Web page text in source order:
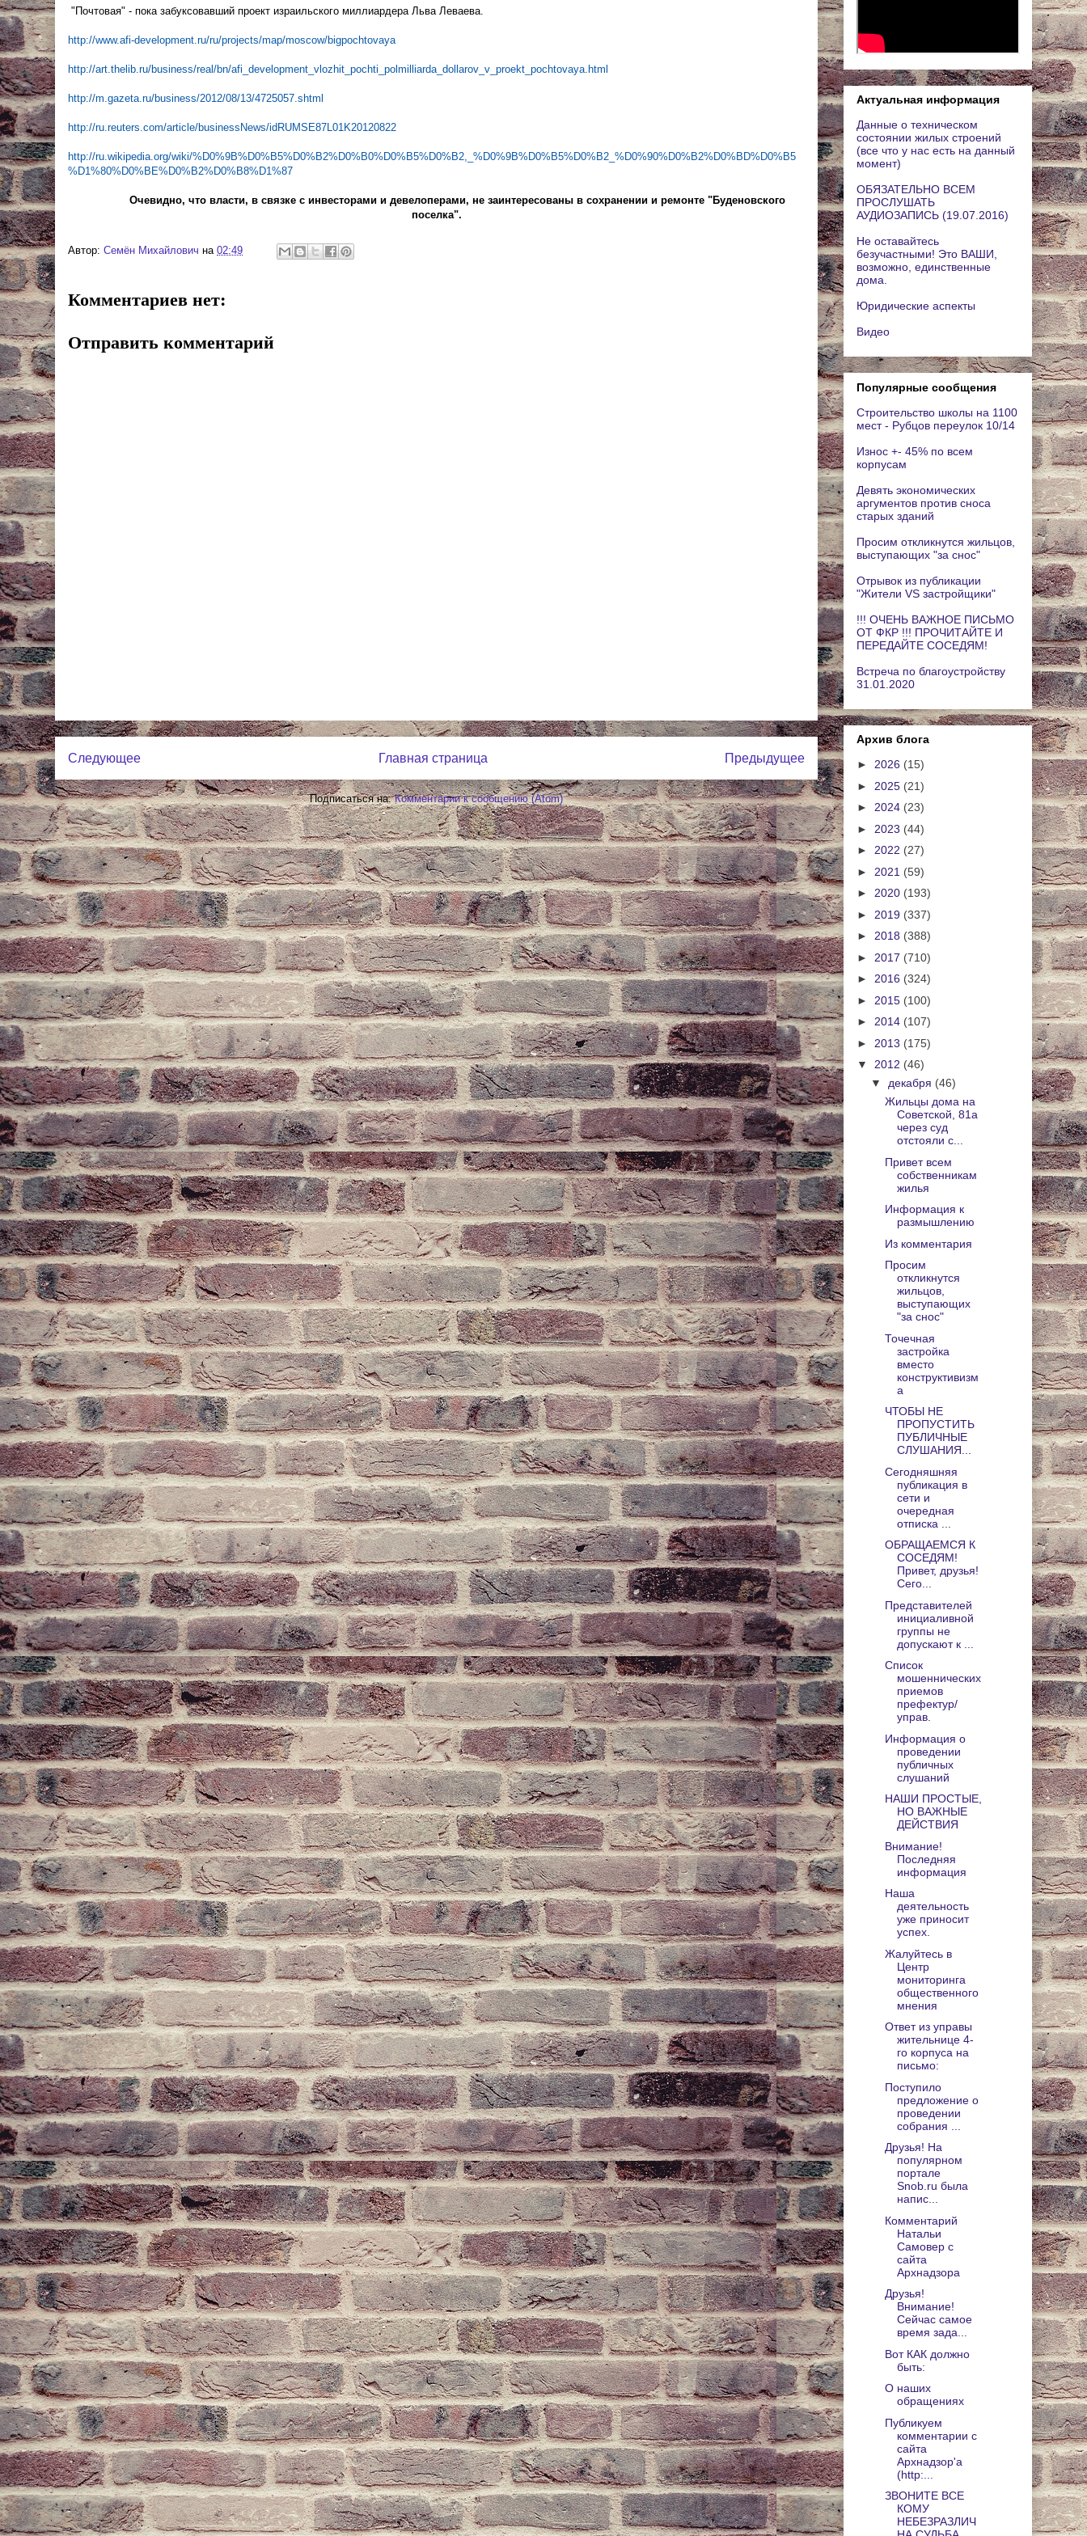
"Почтовая" - пока забуксовавший проект израильского миллиардера Льва Леваева.
http://www.afi-development.ru/ru/projects/map/moscow/bigpochtovaya
http://art.thelib.ru/business/real/bn/afi_development_vlozhit_pochti_polmilliarda_dollarov_v_proekt_pochtovaya.html
http://m.gazeta.ru/business/2012/08/13/4725057.shtml
http://ru.reuters.com/article/businessNews/idRUMSE87L01K20120822
http://ru.wikipedia.org/wiki/%D0%9B%D0%B5%D0%B2%D0%B0%D0%B5%D0%B2,_%D0%9B%D0%B5%D0%B2_%D0%90%D0%B2%D0%BD%D0%B5
%D1%80%D0%BE%D0%B2%D0%B8%D1%87
Очевидно, что власти, в связке с инвесторами и девелоперами, не заинтересованы в сохранении и ремонте "Буденовского
поселка".
Автор: Cемён Михайлович на 02:49
Комментариев нет:
Отправить комментарий
Следующее Предыдущее
Главная страница
Подписаться на:Комментарии к сообщению (Atom)
Актуальная информация
Данные о техническом
состоянии жилых строений
(все что у нас есть на данный
момент)
ОБЯЗАТЕЛЬНО ВСЕМ
ПРОСЛУШАТЬ
АУДИОЗАПИСЬ (19.07.2016)
Не оставайтесь
безучастными! Это ВАШИ,
возможно, единственные
дома.
Юридические аспекты
Видео
Популярные сообщения
Строительство школы на 1100
мест - Рубцов переулок 10/14
Износ +- 45% по всем
корпусам
Девять экономических
аргументов против сноса
старых зданий
Просим откликнутся жильцов,
выступающих "за снос"
Отрывок из публикации
"Жители VS застройщики"
!!! ОЧЕНЬ ВАЖНОЕ ПИСЬМО
ОТ ФКР !!! ПРОЧИТАЙТЕ И
ПЕРЕДАЙТЕ СОСЕДЯМ!
Встреча по благоустройству
31.01.2020
Архив блога
► 2026 (15)
► 2025 (21)
► 2024 (23)
► 2023 (44)
► 2022 (27)
► 2021 (59)
► 2020 (193)
► 2019 (337)
► 2018 (388)
► 2017 (710)
► 2016 (324)
► 2015 (100)
► 2014 (107)
► 2013 (175)
▼ 2012 (46)
▼ декабря (46)
Жильцы дома на
Советской, 81а
через суд
отстояли с...
Привет всем
собственникам
жилья
Информация к
размышлению
Из комментария
Просим
откликнутся
жильцов,
выступающих
"за снос"
Точечная
застройка
вместо
конструктивизм
а
ЧТОБЫ НЕ
ПРОПУСТИТЬ
ПУБЛИЧНЫЕ
СЛУШАНИЯ...
Сегодняшняя
публикация в
сети и
очередная
отписка ...
ОБРАЩАЕМСЯ К
СОСЕДЯМ!
Привет, друзья!
Сего...
Представителей
инициаливной
группы не
допускают к ...
Список
мошеннических
приемов
префектур/
управ.
Информация о
проведении
публичных
слушаний
НАШИ ПРОСТЫЕ,
НО ВАЖНЫЕ
ДЕЙСТВИЯ
Внимание!
Последняя
информация
Наша
деятельность
уже приносит
успех.
Жалуйтесь в
Центр
мониторинга
общественного
мнения
Ответ из управы
жительнице 4-
го корпуса на
письмо:
Поступило
предложение о
проведении
собрания ...
Друзья! На
популярном
портале
Snob.ru была
напис...
Комментарий
Натальи
Самовер с
сайта
Архнадзора
Друзья!
Внимание!
Сейчас самое
время зада...
Вот КАК должно
быть:
О наших
обращениях
Публикуем
комментарии с
сайта
Архнадзор'а
(http:...
ЗВОНИТЕ ВСЕ
КОМУ
НЕБЕЗРАЗЛИЧ